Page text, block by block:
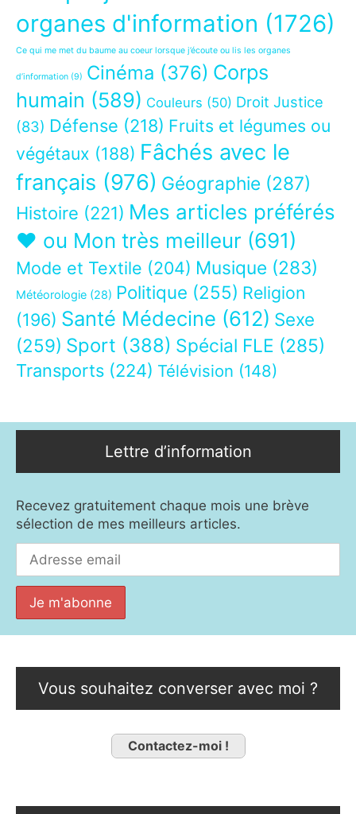
organes d'information (1726)
Ce qui me met du baume au coeur lorsque j’écoute ou lis les organes
d’information (9) Cinéma (376) Corps
humain (589) Couleurs (50) Droit Justice
(83) Défense (218) Fruits et légumes ou
végétaux (188) Fâchés avec le
français (976) Géographie (287)
Histoire (221) Mes articles préférés
❤ ou Mon très meilleur (691)
Mode et Textile (204) Musique (283)
Météorologie (28) Politique (255) Religion
(196) Santé Médecine (612) Sexe
(259) Sport (388) Spécial FLE (285)
Transports (224) Télévision (148)
Lettre d’information
Recevez gratuitement chaque mois une brève
sélection de mes meilleurs articles.
Vous souhaitez converser avec moi ?
Contactez-moi !